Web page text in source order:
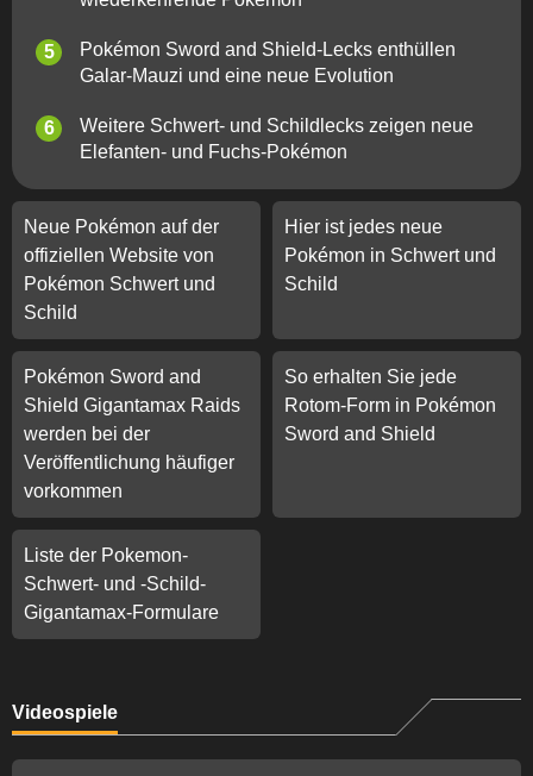
Pokémon Sword and Shield-Lecks enthüllen
Galar-Mauzi und eine neue Evolution
Weitere Schwert- und Schildlecks zeigen neue
Elefanten- und Fuchs-Pokémon
Neue Pokémon auf der
offiziellen Website von
Pokémon Schwert und
Schild
Hier ist jedes neue
Pokémon in Schwert und
Schild
Pokémon Sword and
Shield Gigantamax Raids
werden bei der
Veröffentlichung häufiger
vorkommen
So erhalten Sie jede
Rotom-Form in Pokémon
Sword and Shield
Liste der Pokemon-
Schwert- und -Schild-
Gigantamax-Formulare
Videospiele